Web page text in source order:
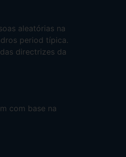
aleatórias na
period típica.
directrizes da
com base na